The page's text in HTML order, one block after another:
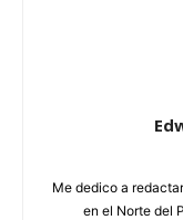
Me dedico a
en el Norte del